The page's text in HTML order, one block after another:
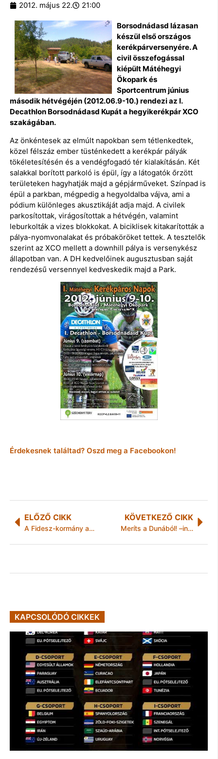
2012. május 22. 21:00
Borsodnádasd lázasan
készül első országos
kerékpárversenyére. A
civil összefogással
kiépült Mátéhegyi
Ökopark és
Sportcentrum június
második hétvégéjén (2012.06.9-10.) rendezi az I.
Decathlon Borsodnádasd Kupát a hegyikerékpár XCO
szakágában.
Az önkéntesek az elmúlt napokban sem tétlenkedtek,
közel félszáz ember tüsténkedett a kerékpár pályák
tökéletesítésén és a vendégfogadó tér kialakításán. Két
salakkal borított parkoló is épül, így a látogatók őrzött
területeken hagyhatják majd a gépjárműveket. Színpad is
épül a parkban, mégpedig a hegyoldalba vájva, ami a
pódium különleges akusztikáját adja majd. A civilek
parkosítottak, virágosítottak a hétvégén, valamint
leburkolták a vizes blokkokat. A biciklisek kitakarították a
pálya-nyomvonalakat és próbaköröket tettek. A tesztelők
szerint az XCO mellett a downhill pálya is versenykész
állapotban van. A DH kedvelőinek augusztusban saját
rendezésű versennyel kedveskedik majd a Park.
Érdekesnek találtad? Oszd meg a Facebookon!
ELŐZŐ CIKK
A Fidesz-kormány adjon számot Malév-ügyben!
KÖVETKEZŐ CIKK
Meríts a Dunából! –ingyenes gyermeknapi program a Margitszigeten
KAPCSOLÓDÓ CIKKEK